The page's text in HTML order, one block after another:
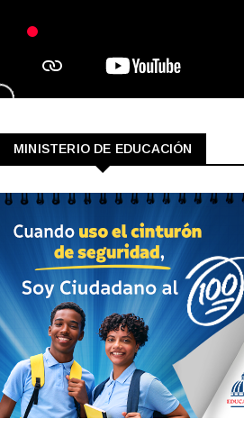
MINISTERIO DE EDUCACIÓN